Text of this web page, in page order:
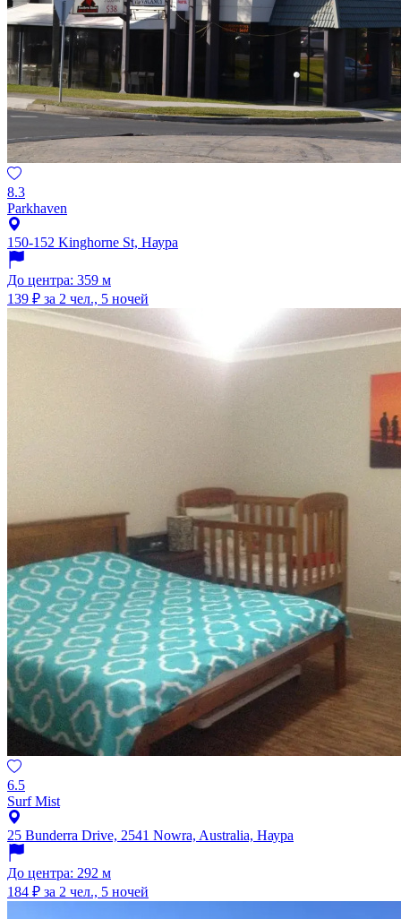
8.3
Parkhaven
150-152 Kinghorne St, Наура
До центра: 359 м
139 ₽ за 2 чел., 5 ночей
6.5
Surf Mist
25 Bunderra Drive, 2541 Nowra, Australia, Наура
До центра: 292 м
184 ₽ за 2 чел., 5 ночей